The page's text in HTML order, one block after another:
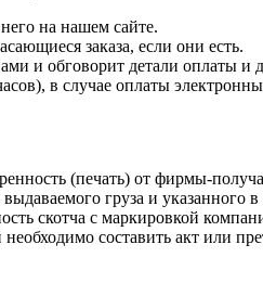
на нашем сайте.
заказа, если они есть.
и обговорит детали оплаты и
в случае оплаты
(печать) от фирмы-
груза и указанного
скотча с маркировкой
составить акт или